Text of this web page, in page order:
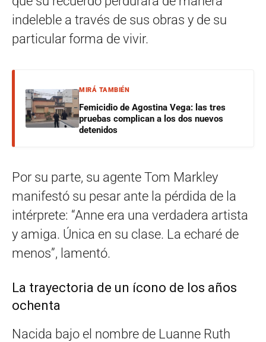
indeleble a través de sus obras y de su
particular forma de vivir.
MIRÁ TAMBIÉN
Femicidio de Agostina Vega: las tres
pruebas complican a los dos nuevos
detenidos
Por su parte, su agente Tom Markley
manifestó su pesar ante la pérdida de la
intérprete: “Anne era una verdadera artista
y amiga. Única en su clase. La echaré de
menos”, lamentó.
La trayectoria de un ícono de los años
ochenta
Nacida bajo el nombre de Luanne Ruth